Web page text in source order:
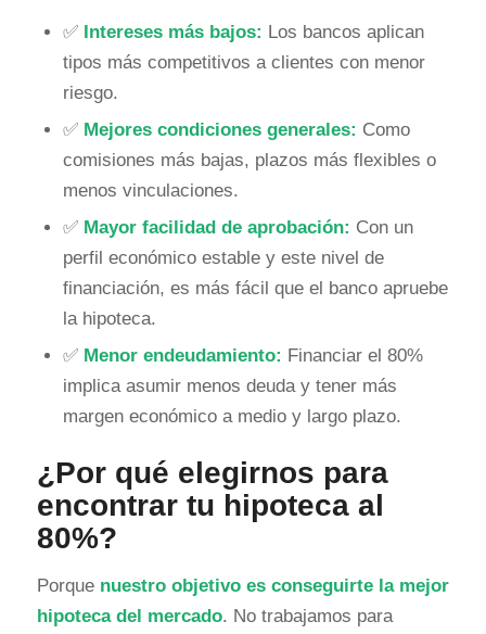
✅ Intereses más bajos: Los bancos aplican
tipos más competitivos a clientes con menor
riesgo.
✅ Mejores condiciones generales: Como
comisiones más bajas, plazos más flexibles o
menos vinculaciones.
✅ Mayor facilidad de aprobación: Con un
perfil económico estable y este nivel de
financiación, es más fácil que el banco apruebe
la hipoteca.
✅ Menor endeudamiento: Financiar el 80%
implica asumir menos deuda y tener más
margen económico a medio y largo plazo.
¿Por qué elegirnos para
encontrar tu hipoteca al
80%?
Porque nuestro objetivo es conseguirte la mejor
hipoteca del mercado. No trabajamos para